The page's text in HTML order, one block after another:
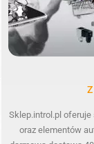
Sklep.introl.pl
oraz elementów